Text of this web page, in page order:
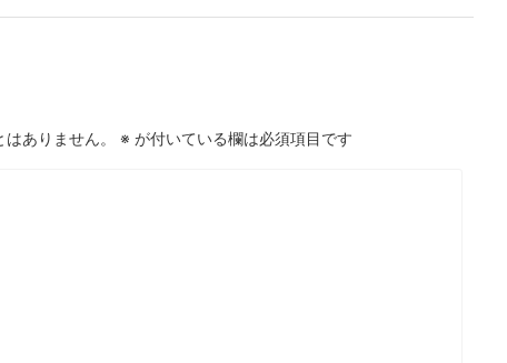
ありません。 ※ が付いている欄は必須項目です